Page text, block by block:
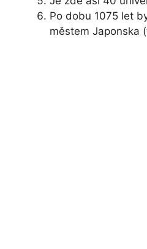
Po dobu 1075 let
městem Japonska